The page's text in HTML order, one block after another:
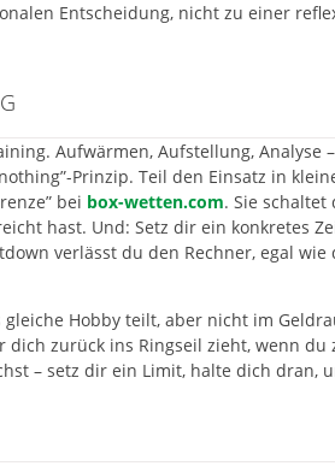
Entscheidung, nicht zu einer
Aufwärmen, Aufstellung, Analyse
Prinzip. Teil den Einsatz in
bei box-wetten.com. Sie schaltet
hast. Und: Setz dir ein konkretes
verlässt du den Rechner, egal wie
Hobby teilt, aber nicht im
dich zurück ins Ringseil zieht, wenn du
– setz dir ein Limit, halte dich dran,